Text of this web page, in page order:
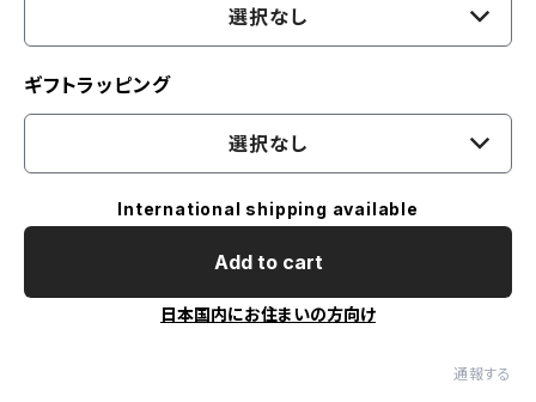
選択なし
ギフトラッピング
選択なし
International shipping available
Add to cart
日本国内にお住まいの方向け
通報する